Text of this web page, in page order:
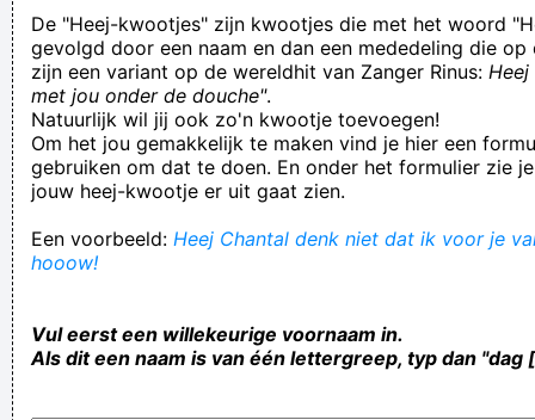
De "Heej-kwootjes" zijn kwootjes die met het woord
gevolgd door een naam en dan een mededeling die op
zijn een variant op de wereldhit van Zanger Rinus:
met jou onder de douche".
Natuurlijk wil jij ook zo'n kwootje toevoegen!
Om het jou gemakkelijk te maken vind je hier een
gebruiken om dat te doen. En onder het formulier zie
jouw heej-kwootje er uit gaat zien.
Een voorbeeld: Heej Chantal denk niet dat ik voor je
hooow!
Vul eerst een willekeurige voornaam in.
Als dit een naam is van één lettergreep, typ dan "dag